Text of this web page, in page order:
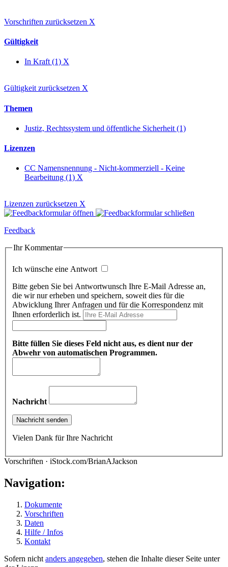
Vorschriften zurücksetzen X
Gültigkeit
In Kraft (1) X
Gültigkeit zurücksetzen X
Themen
Justiz, Rechtssystem und öffentliche Sicherheit (1)
Lizenzen
CC Namensnennung - Nicht-kommerziell - Keine
Bearbeitung (1) X
Lizenzen zurücksetzen X
Feedback
Ihr Kommentar
Ich wünsche eine Antwort
Bitte geben Sie bei Antwortwunsch Ihre E-Mail Adresse an,
die wir nur erheben und speichern, soweit dies für die
Abwicklung Ihrer Anfragen und für die Korrespondenz mit
Ihnen erforderlich ist.
Bitte füllen Sie dieses Feld nicht aus, es dient nur der
Abwehr von automatischen Programmen.
Nachricht
Vielen Dank für Ihre Nachricht
Vorschriften · iStock.com/BrianAJackson
Navigation:
Dokumente
Vorschriften
Daten
Hilfe / Infos
Kontakt
Sofern nicht anders angegeben, stehen die Inhalte dieser Seite unter